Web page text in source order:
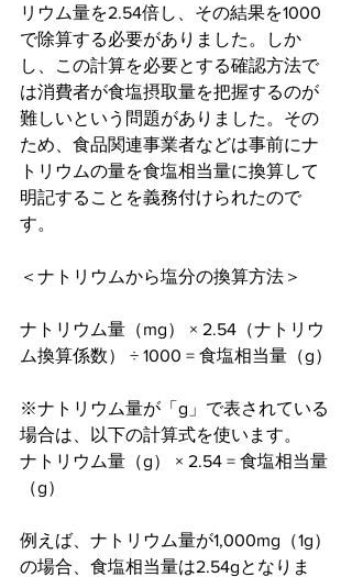
リウム量を2.54倍し、その結果を1000
で除算する必要がありました。しか
し、この計算を必要とする確認方法で
は消費者が食塩摂取量を把握するのが
難しいという問題がありました。その
ため、食品関連事業者などは事前にナ
トリウムの量を食塩相当量に換算して
明記することを義務付けられたので
す。
＜ナトリウムから塩分の換算方法＞
ナトリウム量（mg） × 2.54（ナトリウ
ム換算係数） ÷ 1000 = 食塩相当量（g）
※ナトリウム量が「g」で表されている
場合は、以下の計算式を使います。
ナトリウム量（g） × 2.54 = 食塩相当量
（g）
例えば、ナトリウム量が1,000mg（1g）
の場合、食塩相当量は2.54gとなりま